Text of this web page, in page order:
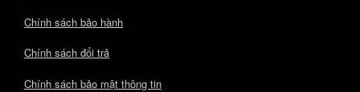
Chính sách bảo hành
Chính sách đổi trả
Chính sách bảo mật thông tin